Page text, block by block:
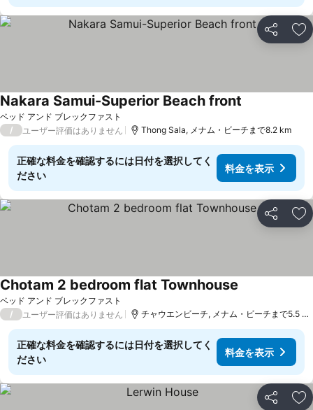
シェア お
ベッド アンド ブレックファスト
Nakara Samui-Superior Beach front
/ ユーザー評価はありません Thong Sala, メナム・ビーチまで8.2 km
正確な料金を確認するには日付を選択してく
ださい
料金を表示
シェア お
ベッド アンド ブレックファスト
Chotam 2 bedroom flat Townhouse
/ ユーザー評価はありません チャウエンビーチ, メナム・ビーチまで5.5 km
正確な料金を確認するには日付を選択してく
ださい
料金を表示
シェア お